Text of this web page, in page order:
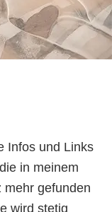
Infos und Links
in meinem
mehr gefunden
wird stetig